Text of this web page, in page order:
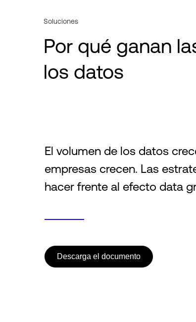
Soluciones
Por qué ganan
los datos
El volumen de los datos
empresas crecen. Las
hacer frente al efecto data
Descarga el documento